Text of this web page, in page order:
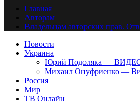
Главная
Авторам
Владельцам авторских прав.
Новости
Украина
Юрий Подоляка —
Михаил Онуфриенко —
Россия
Мир
ТВ Онлайн